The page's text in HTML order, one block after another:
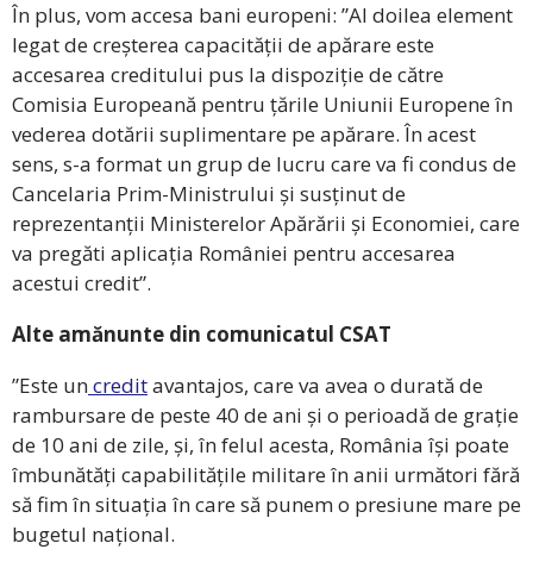
În plus, vom accesa bani europeni: ”Al doilea element
legat de creșterea capacității de apărare este
accesarea creditului pus la dispoziție de către
Comisia Europeană pentru țările Uniunii Europene în
vederea dotării suplimentare pe apărare. În acest
sens, s-a format un grup de lucru care va fi condus de
Cancelaria Prim-Ministrului și susținut de
reprezentanții Ministerelor Apărării și Economiei, care
va pregăti aplicația României pentru accesarea
acestui credit”.
Alte amănunte din comunicatul CSAT
”Este uncreditavantajos, care va avea o durată de
rambursare de peste 40 de ani și o perioadă de grație
de 10 ani de zile, și, în felul acesta, România își poate
îmbunătăți capabilitățile militare în anii următori fără
să fim în situația în care să punem o presiune mare pe
bugetul național.